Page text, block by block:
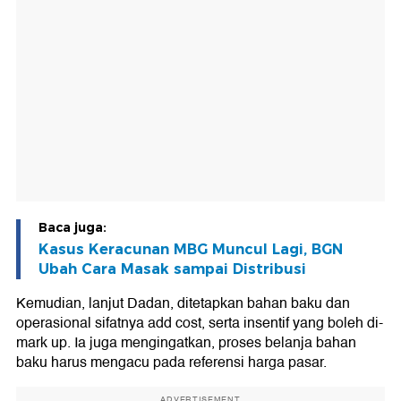
Baca juga:
Kasus Keracunan MBG Muncul Lagi, BGN
Ubah Cara Masak sampai Distribusi
Kemudian, lanjut Dadan, ditetapkan bahan baku dan
operasional sifatnya add cost, serta insentif yang boleh di-
mark up. Ia juga mengingatkan, proses belanja bahan
baku harus mengacu pada referensi harga pasar.